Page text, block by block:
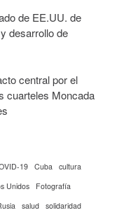
de EE.UU. de
desarrollo de
central por el
cuarteles Moncada
19 Cuba cultura
Unidos
Fotografía
salud solidaridad